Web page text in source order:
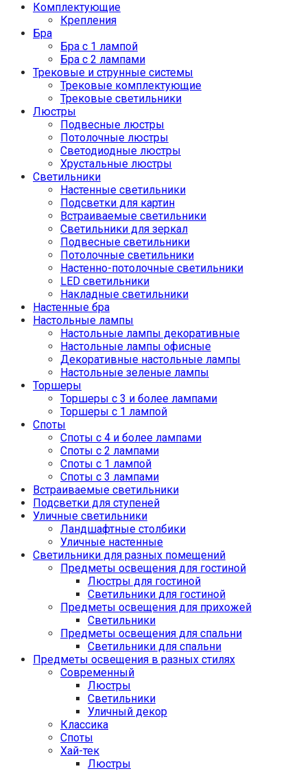
Комплектующие
Крепления
Бра
Бра с 1 лампой
Бра с 2 лампами
Трековые и струнные системы
Трековые комплектующие
Трековые светильники
Люстры
Подвесные люстры
Потолочные люстры
Светодиодные люстры
Хрустальные люстры
Светильники
Настенные светильники
Подсветки для картин
Встраиваемые светильники
Светильники для зеркал
Подвесные светильники
Потолочные светильники
Настенно-потолочные светильники
LED светильники
Накладные светильники
Настенные бра
Настольные лампы
Настольные лампы декоративные
Настольные лампы офисные
Декоративные настольные лампы
Настольные зеленые лампы
Торшеры
Торшеры с 3 и более лампами
Торшеры с 1 лампой
Споты
Споты с 4 и более лампами
Споты с 2 лампами
Споты с 1 лампой
Споты с 3 лампами
Встраиваемые светильники
Подсветки для ступеней
Уличные светильники
Ландшафтные столбики
Уличные настенные
Светильники для разных помещений
Предметы освещения для гостиной
Люстры для гостиной
Светильники для гостиной
Предметы освещения для прихожей
Светильники
Предметы освещения для спальни
Светильники для спальни
Предметы освещения в разных стилях
Cовременный
Люстры
Светильники
Уличный декор
Классика
Споты
Хай-тек
Люстры